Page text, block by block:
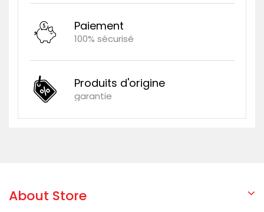
Paiement
100% sécurisé
Produits d'origine
garantie
About Store